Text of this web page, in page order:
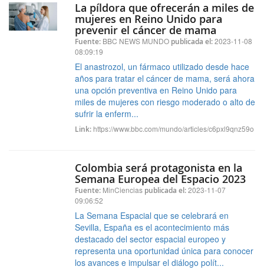
La píldora que ofrecerán a miles de
mujeres en Reino Unido para
prevenir el cáncer de mama
Fuente: BBC NEWS MUNDO publicada el:2023-11-08
08:09:19
El anastrozol, un fármaco utilizado desde hace
años para tratar el cáncer de mama, será ahora
una opción preventiva en Reino Unido para
miles de mujeres con riesgo moderado o alto de
sufrir la enferm...
Link: https://www.bbc.com/mundo/articles/c6pxl9qnz59o
Colombia será protagonista en la
Semana Europea del Espacio 2023
Fuente: MinCiencias publicada el:2023-11-07
09:06:52
La Semana Espacial que se celebrará en
Sevilla, España es el acontecimiento más
destacado del sector espacial europeo y
representa una oportunidad única para conocer
los avances e impulsar el diálogo polít...